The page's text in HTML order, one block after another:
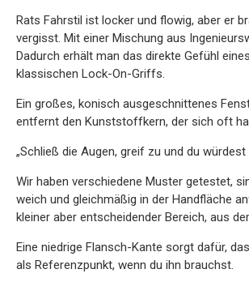
Rats Fahrstil ist locker und flowig, aber er
vergisst. Mit einer Mischung aus
Dadurch erhält man das direkte Gefühl
klassischen Lock-On-Griffs.
Ein großes, konisch ausgeschnittenes
entfernt den Kunststoffkern, der sich oft
„Schließ die Augen, greif zu und du
Wir haben verschiedene Muster getestet,
weich und gleichmäßig in der Handfläche
kleiner aber entscheidender Bereich, aus
Eine niedrige Flansch-Kante sorgt dafür,
als Referenzpunkt, wenn du ihn brauchst.